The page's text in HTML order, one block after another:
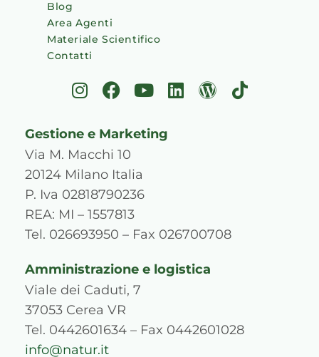
Blog
Area Agenti
Materiale Scientifico
Contatti
I
n
t
a
g
r
a
m
F
a
e
b
o
o
k
Y
o
t
e
L
i
W
o
s
T
i
Gestione e Marketing
Via M. Macchi 10
20124 Milano Italia
P. Iva 02818790236
REA: MI – 1557813
Tel. 026693950 – Fax 026700708
Amministrazione e logistica
Viale dei Caduti, 7
37053 Cerea VR
Tel. 0442601634 – Fax 0442601028
info@natur.it